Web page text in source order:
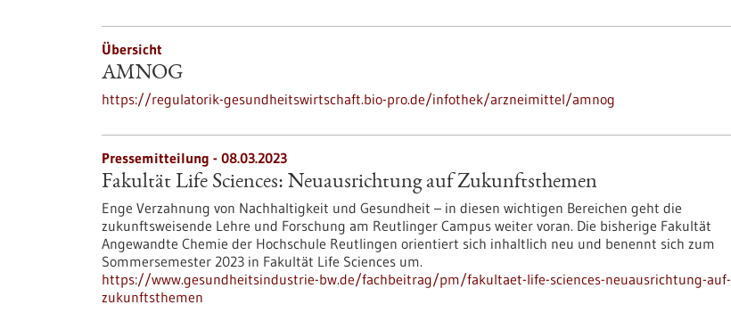
Übersicht
AMNOG
https://regulatorik-gesundheitswirtschaft.bio-pro.de/infothek/arzneimittel/amnog
Pressemitteilung - 08.03.2023
Fakultät Life Sciences: Neuausrichtung auf Zukunftsthemen
Enge Verzahnung von Nachhaltigkeit und Gesundheit – in diesen wichtigen Bereichen geht die
zukunftsweisende Lehre und Forschung am Reutlinger Campus weiter voran. Die bisherige Fakultät
Angewandte Chemie der Hochschule Reutlingen orientiert sich inhaltlich neu und benennt sich zum
Sommersemester 2023 in Fakultät Life Sciences um.
https://www.gesundheitsindustrie-bw.de/fachbeitrag/pm/fakultaet-life-sciences-neuausrichtung-auf-
zukunftsthemen